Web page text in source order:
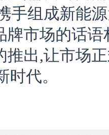
手组成新能
牌市场的话
推出,让市场
代。